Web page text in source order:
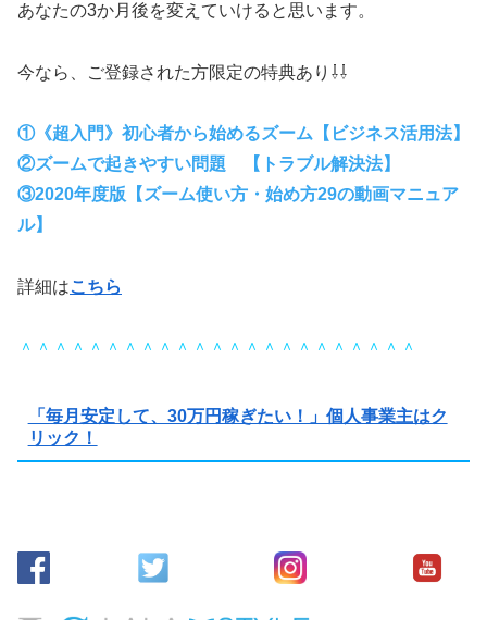
あなたの3か月後を変えていけると思います。
今なら、ご登録された方限定の特典あり⇩⇩
①《超入門》初心者から始めるズーム【ビジネス活用法】
②ズームで起きやすい問題 【トラブル解決法】
③2020年度版【ズーム使い方・始め方29の動画マニュア
ル】
詳細はこちら
＾＾＾＾＾＾＾＾＾＾＾＾＾＾＾＾＾＾＾＾＾＾＾
「毎月安定して、30万円稼ぎたい！」個人事業主はク
リック！